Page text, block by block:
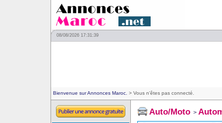
08/08/2026 17:31:39
Bienvenue sur Annonces Maroc. > Vous n'êtes pas connecté.
Auto/Moto>